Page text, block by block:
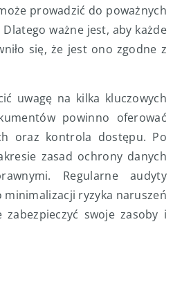
prowadzić do poważnych
ważne jest, aby każde
się, że jest ono zgodne z
uwagę na kilka kluczowych
powinno oferować
oraz kontrola dostępu. Po
zasad ochrony danych
Regularne audyty
ryzyka naruszeń
swoje zasoby i